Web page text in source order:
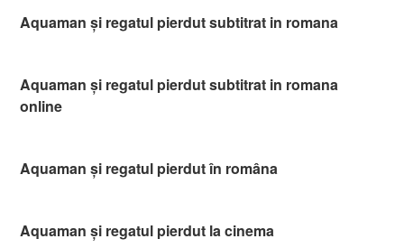
Aquaman și regatul pierdut subtitrat in romana
Aquaman și regatul pierdut subtitrat in romana
online
Aquaman și regatul pierdut în româna
Aquaman și regatul pierdut la cinema